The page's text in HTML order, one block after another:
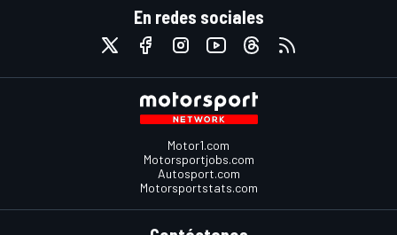
En redes sociales
Motor1.com
Motorsportjobs.com
Autosport.com
Motorsportstats.com